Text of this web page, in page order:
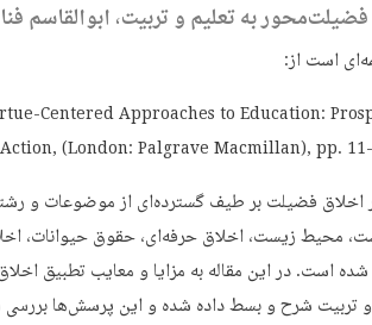
به تعلیم و تربیت، ابوالقاسم
است از:
Centered Approaches to Education:
(London: Palgrave Macmillan), pp.
اخلاق فضیلت بر طیف گسترده‌ای از موضوعات و
محیط ‌زیست، اخلاق حرفه‌ای، حقوق حیوانات،
است. در این مقاله به مزایا و معایب تطبیق
و تربیت شرح و بسط داده شده و این پرسش‌ها بررسی